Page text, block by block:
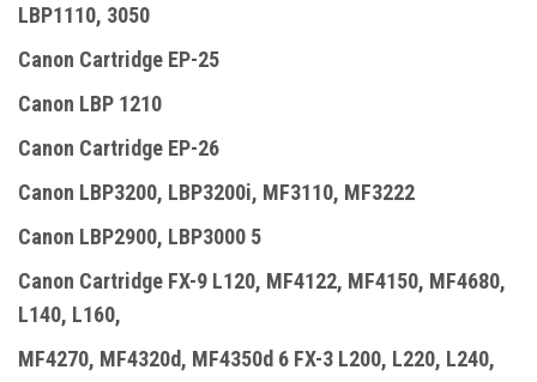
LBP1110, 3050
Canon Cartridge EP-25
Canon LBP 1210
Canon Cartridge EP-26
Canon LBP3200, LBP3200i, MF3110, MF3222
Canon LBP2900, LBP3000 5
Canon Cartridge FX-9 L120, MF4122, MF4150, MF4680,
L140, L160,
MF4270, MF4320d, MF4350d 6 FX-3 L200, L220, L240,